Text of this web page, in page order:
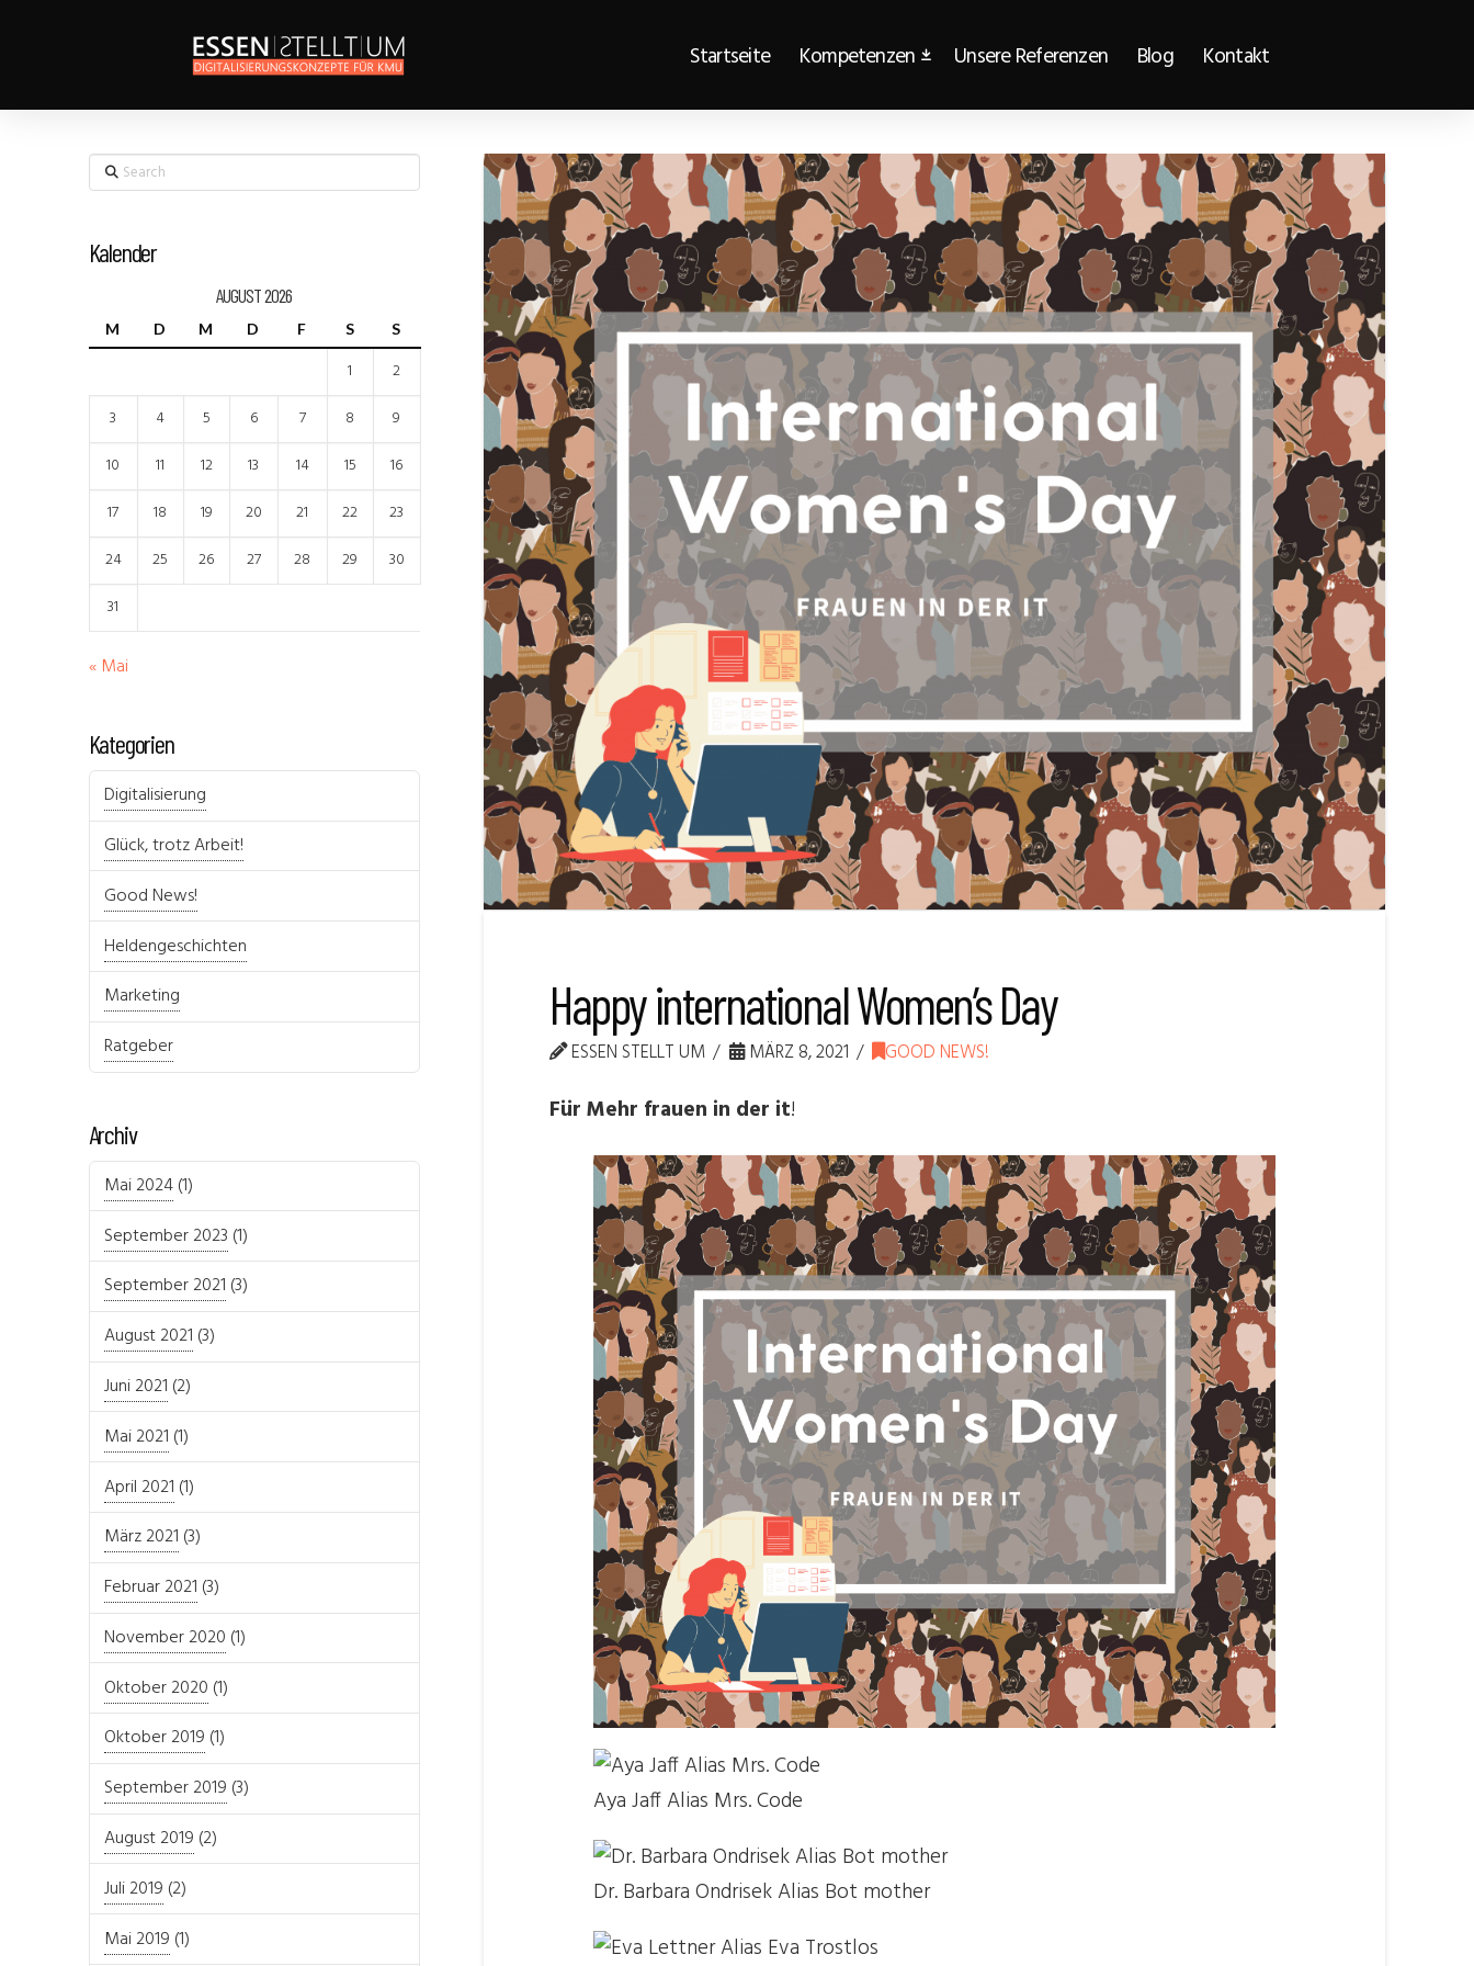
Startseite Kompetenzen Unsere Referenzen Blog Kontakt
Happy international Women’s Day
ESSEN STELLT UM MÄRZ 8, 2021 GOOD NEWS!
Für Mehr frauen in der it!
Aya Jaff Alias Mrs. Code
Dr. Barbara Ondrisek Alias Bot mother
Search
Kalender
AUGUST 2026
M D M D F S S
1
2
3
4 5 6 7 8
9
10
11 12 13 14 15
16
17
18 19 20 21 22
23
24
25 26 27 28 29
30
31
« Mai
Kategorien
Digitalisierung
Glück, trotz Arbeit!
Good News!
Heldengeschichten
Marketing
Ratgeber
Archiv
Mai 2024(1)
September 2023 (1)
September 2021 (3)
August 2021 (3)
Juni 2021 (2)
Mai 2021 (1)
April 2021 (1)
März 2021 (3)
Februar 2021 (3)
November 2020 (1)
Oktober 2020 (1)
Oktober 2019 (1)
September 2019 (3)
August 2019 (2)
Juli 2019 (2)
Mai 2019 (1)